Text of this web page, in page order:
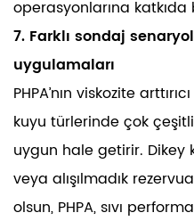
operasyonlarına katkıda
7. Farklı sondaj
uygulamaları
PHPA’nın viskozite
kuyu türlerinde çok
uygun hale getirir. Dikey
veya alışılmadık
olsun, PHPA, sıvı